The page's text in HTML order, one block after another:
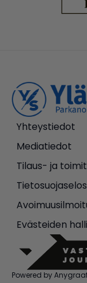
Yhteystiedot
Mediatiedot
Tilaus- ja
Evästeiden
Powered by